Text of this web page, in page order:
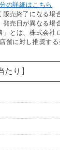
の詳細はこちら
売終了になる場
売日が異なる場
」とは、株式会社
舗に対し推奨する
たり】